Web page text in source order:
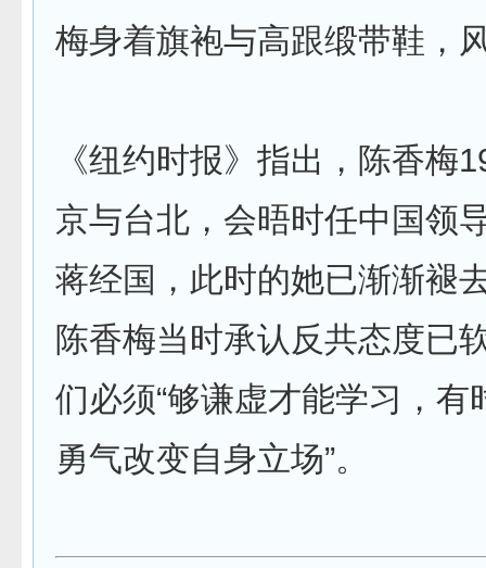
梅身着旗袍与高跟缎带鞋，
《纽约时报》指出，陈香梅
京与台北，会晤时任中国领
蒋经国，此时的她已渐渐褪
陈香梅当时承认反共态度已
们必须“够谦虚才能学习，有
勇气改变自身立场”。